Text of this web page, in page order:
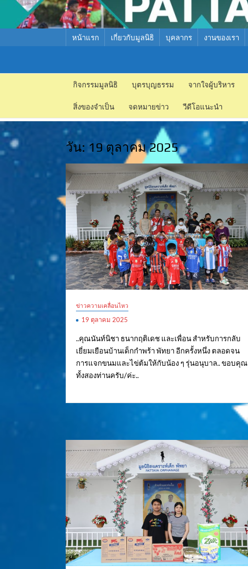
หน้าแรก เกี่ยวกับมูลนิธิ บุคลากร งานของเรา
มูลนิธิ
สงเคราะห์
เด็ก พัทยา
กิจกรรมมูลนิธิ บุตรบุญธรรม จากใจผู้บริหาร
สิ่งของจำเป็น จดหมายข่าว วีดีโอแนะนำ
วัน: 19 ตุลาคม 2025
ข่าวความเคลื่อนไหว
19 ตุลาคม 2025
..คุณนันท์นิชา ธนากฤติเดช และเพื่อน สำหรับการกลับ
เยี่ยมเยือนบ้านเด็กกำพร้า พัทยา อีกครั้งหนึ่ง ตลอดจน
การแจกขนมและไข่ต้มให้กับน้อง ๆ รุ่นอนุบาล.. ขอบคุณ
ทั้งสองท่านครับ/ค่ะ..